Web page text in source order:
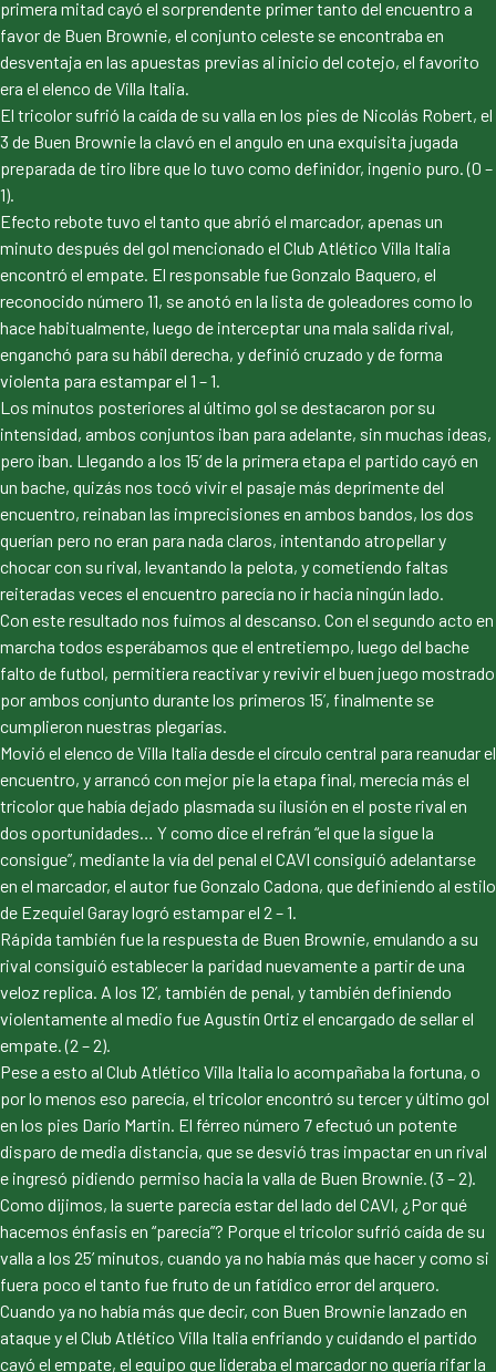
primera mitad cayó el sorprendente primer tanto del encuentro a
favor de Buen Brownie, el conjunto celeste se encontraba en
desventaja en las apuestas previas al inicio del cotejo, el favorito
era el elenco de Villa Italia.
El tricolor sufrió la caída de su valla en los pies de Nicolás Robert, el
3 de Buen Brownie la clavó en el angulo en una exquisita jugada
preparada de tiro libre que lo tuvo como definidor, ingenio puro. (0 –
1).
Efecto rebote tuvo el tanto que abrió el marcador, apenas un
minuto después del gol mencionado el Club Atlético Villa Italia
encontró el empate. El responsable fue Gonzalo Baquero, el
reconocido número 11, se anotó en la lista de goleadores como lo
hace habitualmente, luego de interceptar una mala salida rival,
enganchó para su hábil derecha, y definió cruzado y de forma
violenta para estampar el 1 – 1.
Los minutos posteriores al último gol se destacaron por su
intensidad, ambos conjuntos iban para adelante, sin muchas ideas,
pero iban. Llegando a los 15’ de la primera etapa el partido cayó en
un bache, quizás nos tocó vivir el pasaje más deprimente del
encuentro, reinaban las imprecisiones en ambos bandos, los dos
querían pero no eran para nada claros, intentando atropellar y
chocar con su rival, levantando la pelota, y cometiendo faltas
reiteradas veces el encuentro parecía no ir hacia ningún lado.
Con este resultado nos fuimos al descanso. Con el segundo acto en
marcha todos esperábamos que el entretiempo, luego del bache
falto de futbol, permitiera reactivar y revivir el buen juego mostrado
por ambos conjunto durante los primeros 15’, finalmente se
cumplieron nuestras plegarias.
Movió el elenco de Villa Italia desde el círculo central para reanudar el
encuentro, y arrancó con mejor pie la etapa final, merecía más el
tricolor que había dejado plasmada su ilusión en el poste rival en
dos oportunidades… Y como dice el refrán “el que la sigue la
consigue”, mediante la vía del penal el CAVI consiguió adelantarse
en el marcador, el autor fue Gonzalo Cadona, que definiendo al estilo
de Ezequiel Garay logró estampar el 2 – 1.
Rápida también fue la respuesta de Buen Brownie, emulando a su
rival consiguió establecer la paridad nuevamente a partir de una
veloz replica. A los 12’, también de penal, y también definiendo
violentamente al medio fue Agustín Ortiz el encargado de sellar el
empate. (2 – 2).
Pese a esto al Club Atlético Villa Italia lo acompañaba la fortuna, o
por lo menos eso parecía, el tricolor encontró su tercer y último gol
en los pies Darío Martin. El férreo número 7 efectuó un potente
disparo de media distancia, que se desvió tras impactar en un rival
e ingresó pidiendo permiso hacia la valla de Buen Brownie. (3 – 2).
Como dijimos, la suerte parecía estar del lado del CAVI, ¿Por qué
hacemos énfasis en “parecía”? Porque el tricolor sufrió caída de su
valla a los 25’ minutos, cuando ya no había más que hacer y como si
fuera poco el tanto fue fruto de un fatídico error del arquero.
Cuando ya no había más que decir, con Buen Brownie lanzado en
ataque y el Club Atlético Villa Italia enfriando y cuidando el partido
cayó el empate, el equipo que lideraba el marcador no quería rifar la